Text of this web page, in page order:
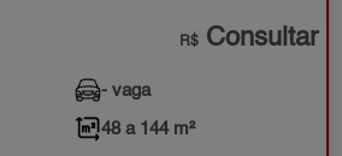
R$ Consultar
- vaga
48 a 144 m²